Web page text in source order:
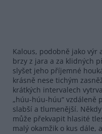
Kalous, podobně jako
brzy z jara a za klidných
slyšet jeho příjemné
krásně nese tichým
krátkých intervalech
„húu-húu-húu“ vzdáleně
slabší a tlumenější.
může překvapit hlasité
malý okamžik o kus dále,